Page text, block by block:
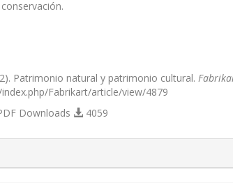
Patrimonio natural y patrimonio cultural.
Fabrikart/article/view/4879
Downloads 4059